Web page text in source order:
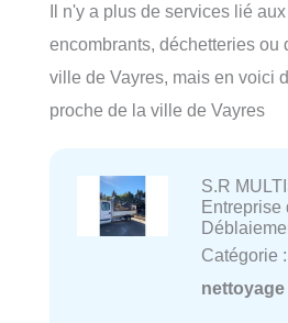
Il n'y a plus de services lié
encombrants, déchetteries ou
ville de Vayres, mais en voici
proche de la ville de Vayres
S.R
Entreprise
Catégorie :